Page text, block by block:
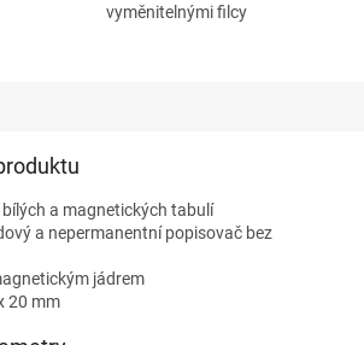
vyměnitelnými filcy
a magnetických tabulí
a nepermanentní popisovač bez
jádrem
20 mm